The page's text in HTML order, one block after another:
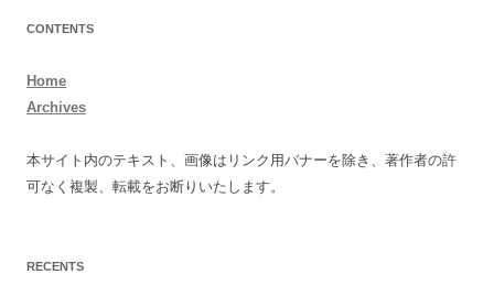
CONTENTS
Home
Archives
本サイト内のテキスト、画像はリンク用バナーを除き、著作者の許
可なく複製、転載をお断りいたします。
RECENTS